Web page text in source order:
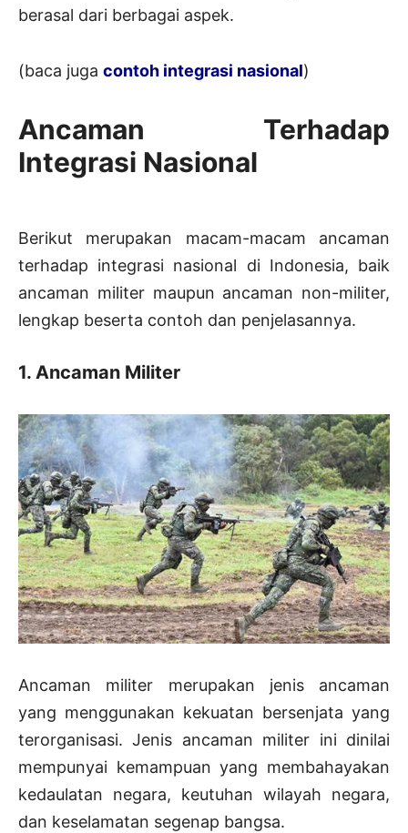
berasal dari berbagai aspek.
(baca juga contoh integrasi nasional)
Ancaman Terhadap
Integrasi Nasional
Berikut merupakan macam-macam ancaman
terhadap integrasi nasional di Indonesia, baik
ancaman militer maupun ancaman non-militer,
lengkap beserta contoh dan penjelasannya.
1. Ancaman Militer
Ancaman militer merupakan jenis ancaman
yang menggunakan kekuatan bersenjata yang
terorganisasi. Jenis ancaman militer ini dinilai
mempunyai kemampuan yang membahayakan
kedaulatan negara, keutuhan wilayah negara,
dan keselamatan segenap bangsa.